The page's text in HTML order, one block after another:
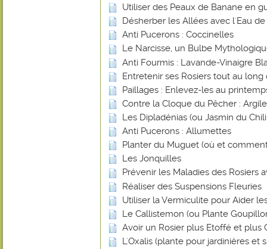
Utiliser des Peaux de Banane en
Désherber les Allées avec l'Eau
Anti Pucerons : Coccinelles
Le Narcisse, un Bulbe
Anti Fourmis : Lavande-Vinaigre
Entretenir ses Rosiers tout au long
Paillages : Enlevez-les au
Contre la Cloque du Pêcher : Argile
Les Dipladénias (ou Jasmin du
Anti Pucerons : Allumettes
Planter du Muguet (où et
Les Jonquilles
Prévenir les Maladies des Rosiers
Réaliser des Suspensions Fleuries
Utiliser la Vermiculite pour Aider
Le Callistemon (ou Plante
Avoir un Rosier plus Etoffé et plus
L'Oxalis (plante pour jardinières et